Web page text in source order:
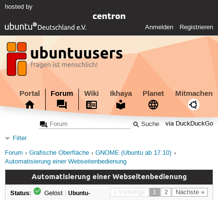
hosted by
Anmelden Registrieren
Portal Forum Wiki Ikhaya Planet Mitmachen
via DuckDuckGo
Filter
Forum
Grafische Oberfläche
GNOME (Ubuntu ab 17.10)
Automatisierung einer Webseitenbedienung
Automatisierung einer Webseitenbedienung
« Vorherige 1 2 Nächste »
Status: Gelöst | Ubuntu-